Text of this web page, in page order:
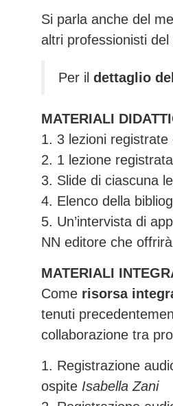
Si parla anche del
altri professionisti
Per il dettaglio
MATERIALI
1. 3 lezioni registrate
2. 1 lezione
3. Slide di ciascuna
4. Elenco della
5. Un’intervista di
NN editore che
MATERIALI
Come risorsa
tenuti
collaborazione tra
1. Registrazione
ospite Isabella Zani